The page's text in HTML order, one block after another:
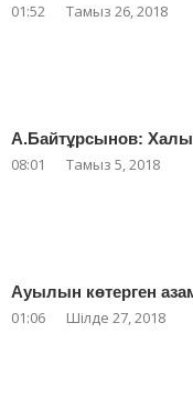
01:52 Тамыз 26, 2018
А.Байтұрсынов:
08:01 Тамыз 5, 2018
Ауылын көтерген
01:06 Шілде 27, 2018